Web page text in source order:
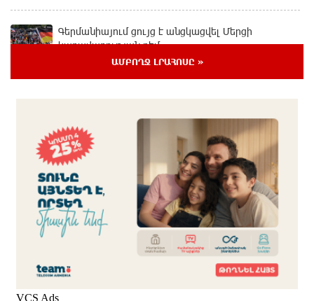
Գերմանիայում ցույց է անցկացվել Մերցի
կառավարության դեմ
միլիոն դիտում՝ 24 ժամում
1 օր առաջ
23-ամյա ուսանողի մշակած հավելվածը
հարավկորեական App Store-ում շրջանցել է
նույնիսկ Google Maps-ը
1 օր առաջ
Ռուսաստանի տարածքում ոչնչացվել է
ուկրաինական 360 անօդաչու թռչող սարք
ԱՄԲՈՂՋ ԼՐԱՀՈՍԸ »